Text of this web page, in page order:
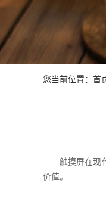
您当前位置： 首
触摸屏在现
价值。